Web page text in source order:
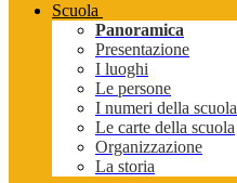
Scuola
Panoramica
Presentazione
I luoghi
Le persone
I numeri della scuola
Le carte della scuola
Organizzazione
La storia